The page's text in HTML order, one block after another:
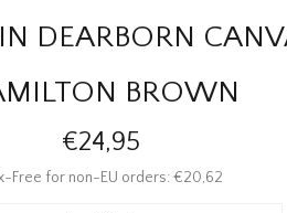
DEARBORN
BROWN
€24,95
Free for non-EU orders: €20,62